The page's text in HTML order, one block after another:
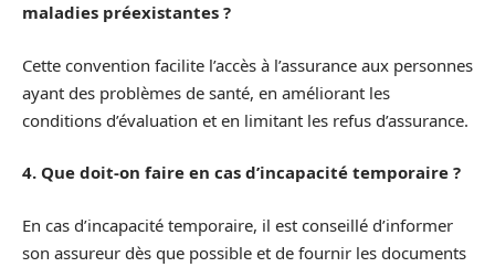
maladies préexistantes ?
Cette convention facilite l’accès à l’assurance aux personnes
ayant des problèmes de santé, en améliorant les
conditions d’évaluation et en limitant les refus d’assurance.
4. Que doit-on faire en cas d’incapacité temporaire ?
En cas d’incapacité temporaire, il est conseillé d’informer
son assureur dès que possible et de fournir les documents